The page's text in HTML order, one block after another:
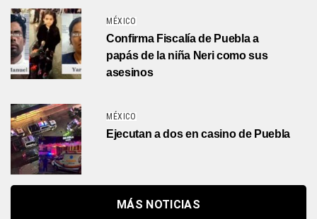
MÉXICO
Confirma Fiscalía de Puebla a
papás de la niña Neri como sus
asesinos
MÉXICO
Ejecutan a dos en casino de Puebla
MÁS NOTICIAS